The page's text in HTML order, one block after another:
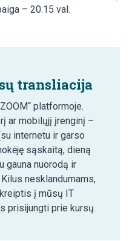
– 20.15 val.
transliacija
platformoje.
ar mobilųjį įrenginį –
internetu ir garso
sąskaitą, dieną
gauna nuorodą ir
nesklandumams,
į mūsų IT
prisijungti prie kursų.